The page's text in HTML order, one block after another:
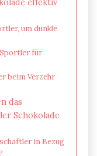
um dunkle
für
beim Verzehr
das
Schokolade
in Bezug